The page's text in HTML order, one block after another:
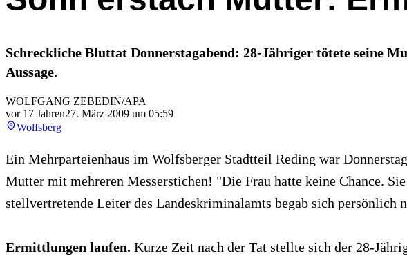
Schreckliche Bluttat Donnerstagabend: 28-Jähriger tötete seine
Aussage.
WOLFGANG ZEBEDIN/APA
vor 17 Jahren27. März 2009 um 05:59
Wolfsberg
Ein Mehrparteienhaus im Wolfsberger Stadtteil Reding war
Mutter mit mehreren Messerstichen! "Die Frau hatte keine Chance.
stellvertretende Leiter des Landeskriminalamts begab sich persönlich
Ermittlungen laufen. Kurze Zeit nach der Tat stellte sich der 28-